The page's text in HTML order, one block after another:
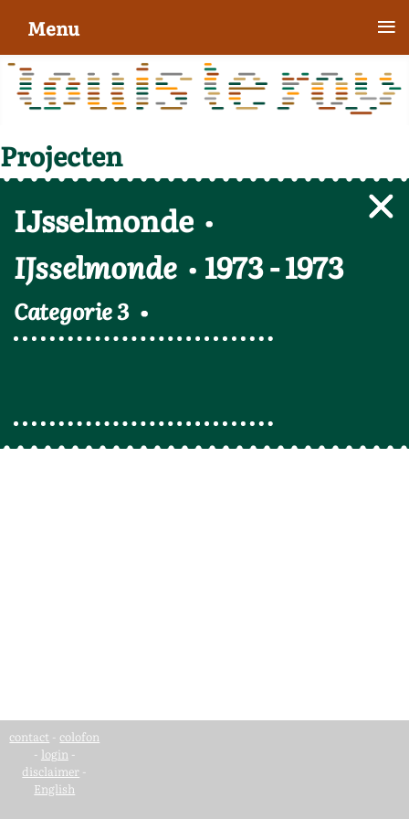
Projecten
IJsselmonde
IJsselmonde
1973-1973
Categorie 3
contact - colofon
- login -
disclaimer -
English
Menu ≡